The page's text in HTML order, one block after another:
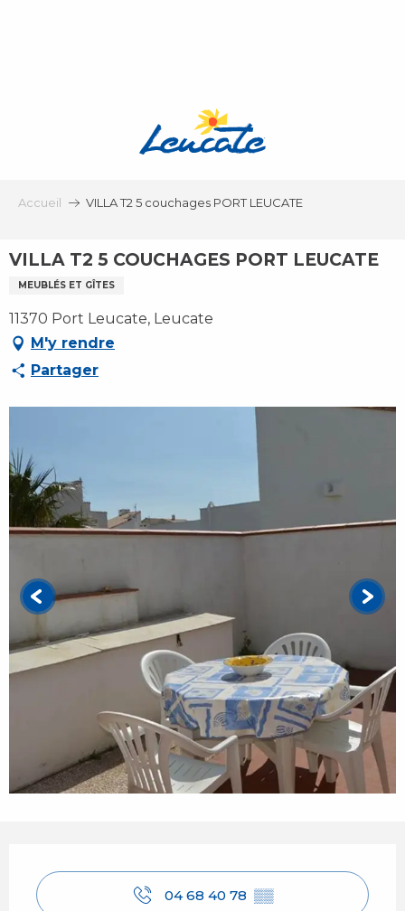
Accueil VILLA T2 5 couchages PORT LEUCATE
VILLA T2 5 COUCHAGES PORT LEUCATE
MEUBLÉS ET GÎTES
11370 Port Leucate, Leucate
M'y rendre
Partager
04 68 40 78 ▒▒